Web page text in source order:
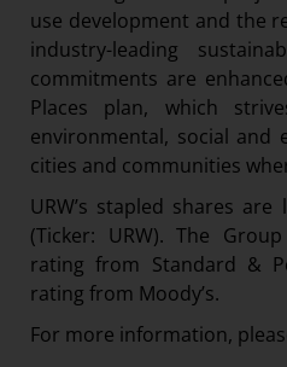
use development and the
industry-leading
commitments are
Places plan, which
environmental, social and
cities and communities
URW’s stapled shares
(Ticker: URW). The
rating from Standard &
rating from Moody’s.
For more information,